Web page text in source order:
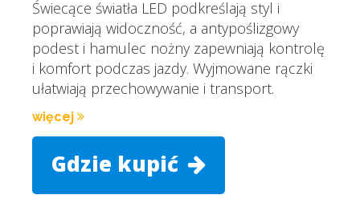
Świecące światła LED podkreślają styl i
poprawiają widoczność, a antypoślizgowy
podest i hamulec nożny zapewniają kontrolę
i komfort podczas jazdy. Wyjmowane rączki
ułatwiają przechowywanie i transport.
więcej
Gdzie kupić